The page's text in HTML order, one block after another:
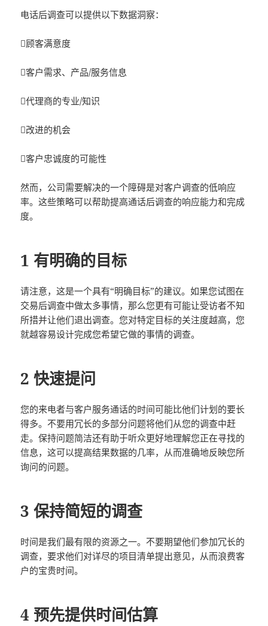
电话后调查可以提供以下数据洞察：
顾客满意度
客户需求、产品/服务信息
代理商的专业/知识
改进的机会
客户忠诚度的可能性
然而，公司需要解决的一个障碍是对客户调查的低响应
率。这些策略可以帮助提高通话后调查的响应能力和完成
度。
1 有明确的目标
请注意，这是一个具有“明确目标”的建议。如果您试图在
交易后调查中做太多事情，那么您更有可能让受访者不知
所措并让他们退出调查。您对特定目标的关注度越高，您
就越容易设计完成您希望它做的事情的调查。
2 快速提问
您的来电者与客户服务通话的时间可能比他们计划的要长
得多。不要用冗长的多部分问题将他们从您的调查中赶
走。保持问题简洁还有助于听众更好地理解您正在寻找的
信息，这可以提高结果数据的几率，从而准确地反映您所
询问的问题。
3 保持简短的调查
时间是我们最有限的资源之一。不要期望他们参加冗长的
调查，要求他们对详尽的项目清单提出意见，从而浪费客
户的宝贵时间。
4 预先提供时间估算